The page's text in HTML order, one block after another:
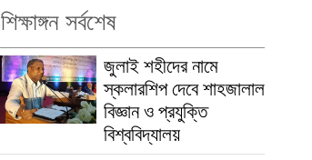
শিক্ষাঙ্গন সর্বশেষ
জুলাই শহীদের নামে
স্কলারশিপ দেবে শাহজালাল
বিজ্ঞান ও প্রযুক্তি
বিশ্ববিদ্যালয়